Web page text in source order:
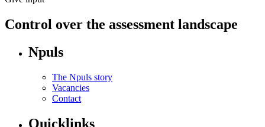
Control over the assessment landscape
Npuls
The Npuls story
Vacancies
Contact
Quicklinks